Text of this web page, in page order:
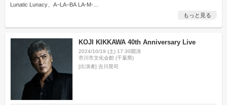
Lunatic Lunacy、A−LA−BA LA‐M-
もっと見る
KOJI KIKKAWA 40th Anniversary Live
2024/10/19 (土) 17:30開演
市川市文化会館 (千葉県)
[出演者]吉川晃司